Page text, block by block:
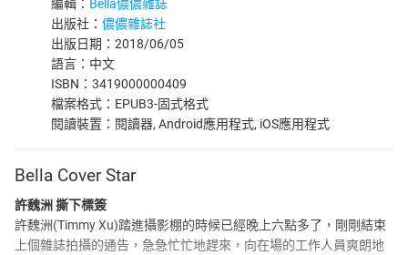
編輯： Bella儂儂雜誌
出版社： 儂儂雜誌社
出版日期：2018/06/05
語言：中文
ISBN：3419000000409
檔案格式：EPUB3-固式格式
閱讀裝置：閱讀器, Android應用程式, iOS應用程式
Bella Cover Star
許魏洲 撕下標簽
許魏洲(Timmy Xu)踏進攝影棚的時候已經晚上六點多了，剛剛結束
上個雜誌拍攝的通告，急急忙忙地趕來，向在場的工作人員爽朗地